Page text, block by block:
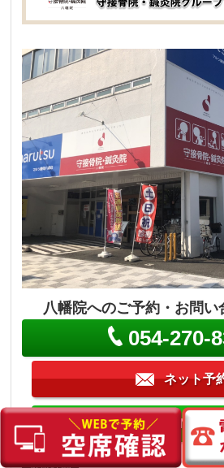
八幡院へのご予約・お問い
054-270-
ネット予
LINE予約